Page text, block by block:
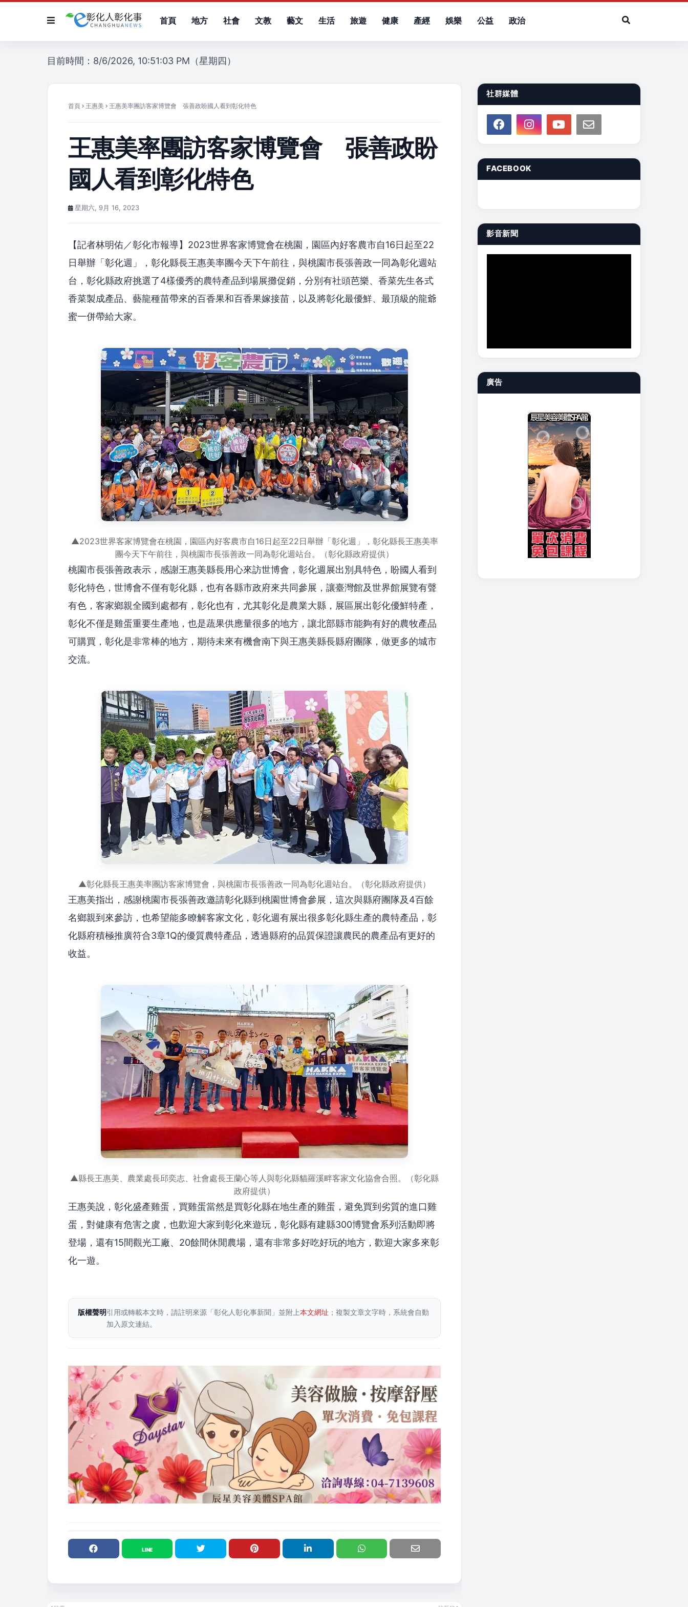
首頁 地方 社會 文教 藝文 生活 旅遊 健康 產經 娛樂 公益 政治
目前時間：8/6/2026, 10:51:03 PM（星期四）
首頁 王惠美 王惠美率團訪客家博覽會 張善政盼國人看到彰化特色
王惠美率團訪客家博覽會 張善政盼
國人看到彰化特色
星期六, 9月 16, 2023
【記者林明佑／彰化市報導】2023世界客家博覽會在桃園，園區內好客農市自16日起至22
日舉辦「彰化週」，彰化縣長王惠美率團今天下午前往，與桃園市長張善政一同為彰化週站
台，彰化縣政府挑選了4樣優秀的農特產品到場展攤促銷，分別有社頭芭樂、香菜先生各式
香菜製成產品、藝龍種苗帶來的百香果和百香果嫁接苗，以及將彰化最優鮮、最頂級的龍爺
蜜一併帶給大家。
▲2023世界客家博覽會在桃園，園區內好客農市自16日起至22日舉辦「彰化週」，彰化縣長王惠美率
團今天下午前往，與桃園市長張善政一同為彰化週站台。（彰化縣政府提供）
桃園市長張善政表示，感謝王惠美縣長用心來訪世博會，彰化週展出別具特色，盼國人看到
彰化特色，世博會不僅有彰化縣，也有各縣市政府來共同參展，讓臺灣館及世界館展覽有聲
有色，客家鄉親全國到處都有，彰化也有，尤其彰化是農業大縣，展區展出彰化優鮮特產，
彰化不僅是雞蛋重要生產地，也是蔬果供應量很多的地方，讓北部縣市能夠有好的農牧產品
可購買，彰化是非常棒的地方，期待未來有機會南下與王惠美縣長縣府團隊，做更多的城市
交流。
▲彰化縣長王惠美率團訪客家博覽會，與桃園市長張善政一同為彰化週站台。（彰化縣政府提供）
王惠美指出，感謝桃園市長張善政邀請彰化縣到桃園世博會參展，這次與縣府團隊及4百餘
名鄉親到來參訪，也希望能多瞭解客家文化，彰化週有展出很多彰化縣生產的農特產品，彰
化縣府積極推廣符合3章1Q的優質農特產品，透過縣府的品質保證讓農民的農產品有更好的
收益。
▲縣長王惠美、農業處長邱奕志、社會處長王蘭心等人與彰化縣貓羅溪畔客家文化協會合照。（彰化縣
政府提供）
王惠美說，彰化盛產雞蛋，買雞蛋當然是買彰化縣在地生產的雞蛋，避免買到劣質的進口雞
蛋，對健康有危害之虞，也歡迎大家到彰化來遊玩，彰化縣有建縣300博覽會系列活動即將
登場，還有15間觀光工廠、20餘間休閒農場，還有非常多好吃好玩的地方，歡迎大家多來彰
化一遊。
版權聲明引用或轉載本文時，請註明來源「彰化人彰化事新聞」並附上本文網址 ；複製文章文字時，系統會自動
加入原文連結。
社群媒體
FACEBOOK
影音新聞
廣告